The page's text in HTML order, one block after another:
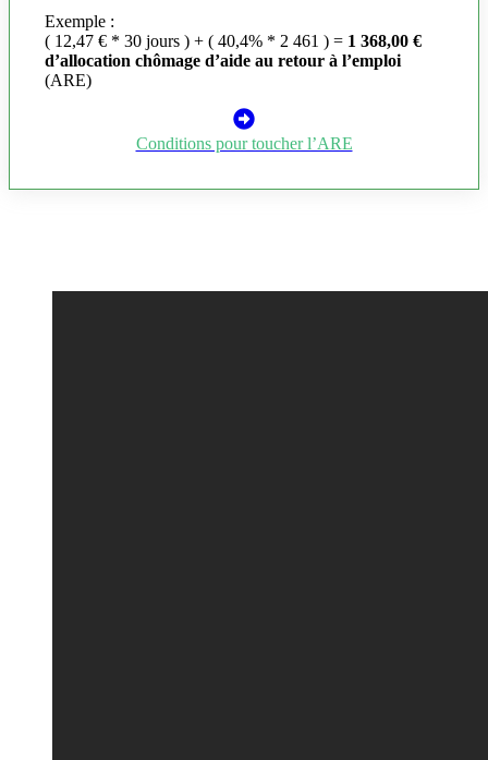
Exemple :
( 12,47 € * 30 jours ) + ( 40,4% * 2 461 ) = 1 368,00 €
d’allocation chômage d’aide au retour à l’emploi
(ARE)
Conditions pour toucher l’ARE